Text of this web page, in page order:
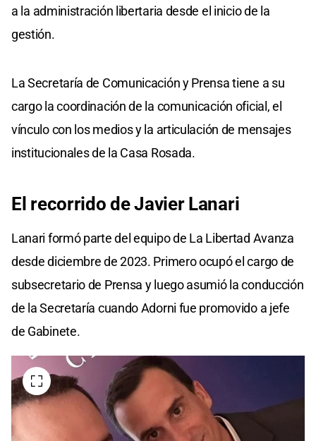
a la administración libertaria desde el inicio de la
gestión.
La Secretaría de Comunicación y Prensa tiene a su
cargo la coordinación de la comunicación oficial, el
vínculo con los medios y la articulación de mensajes
institucionales de la Casa Rosada.
El recorrido de Javier Lanari
Lanari formó parte del equipo de La Libertad Avanza
desde diciembre de 2023. Primero ocupó el cargo de
subsecretario de Prensa y luego asumió la conducción
de la Secretaría cuando Adorni fue promovido a jefe
de Gabinete.